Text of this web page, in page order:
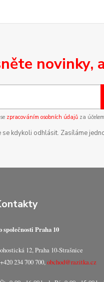
novinky,
zpracováním osobních údajůza
se kdykoli odhlásit. Zasíláme
společnosti Praha 10
12, Praha 10-Strašnice
234 700 700,obchod@razitka.cz